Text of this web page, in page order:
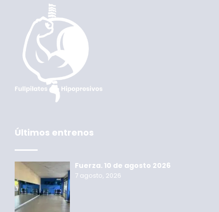
Últimos entrenos
Fuerza. 10 de agosto 2026
7 agosto, 2026